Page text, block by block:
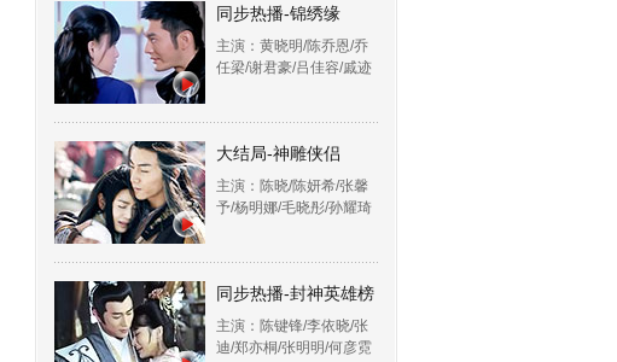
同步热播-锦绣缘
主演：黄晓明/陈乔恩/乔
任梁/谢君豪/吕佳容/戚迹
大结局-神雕侠侣
主演：陈晓/陈妍希/张馨
予/杨明娜/毛晓彤/孙耀琦
同步热播-封神英雄榜
主演：陈键锋/李依晓/张
迪/郑亦桐/张明明/何彦霓